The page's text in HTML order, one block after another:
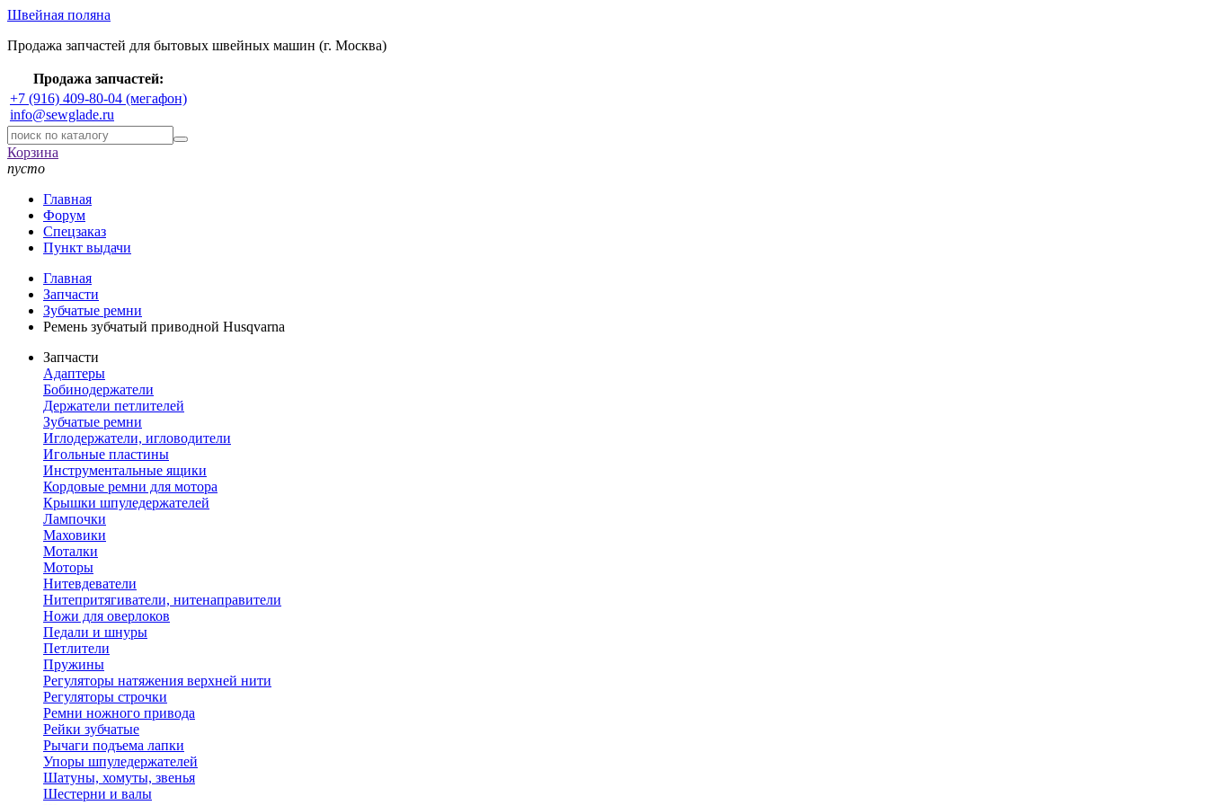
Швейная поляна
Продажа запчастей для бытовых швейных машин (г. Москва)
Продажа запчастей:
+7 (916) 409-80-04 (мегафон)
info@sewglade.ru
Корзина
пусто
Главная
Форум
Спецзаказ
Пункт выдачи
Главная
Запчасти
Зубчатые ремни
Ремень зубчатый приводной Husqvarna
Запчасти
Адаптеры
Бобинодержатели
Держатели петлителей
Зубчатые ремни
Иглодержатели, игловодители
Игольные пластины
Инструментальные ящики
Кордовые ремни для мотора
Крышки шпуледержателей
Лампочки
Маховики
Моталки
Моторы
Нитевдеватели
Нитепритягиватели, нитенаправители
Ножи для оверлоков
Педали и шнуры
Петлители
Пружины
Регуляторы натяжения верхней нити
Регуляторы строчки
Ремни ножного привода
Рейки зубчатые
Рычаги подъема лапки
Упоры шпуледержателей
Шатуны, хомуты, звенья
Шестерни и валы